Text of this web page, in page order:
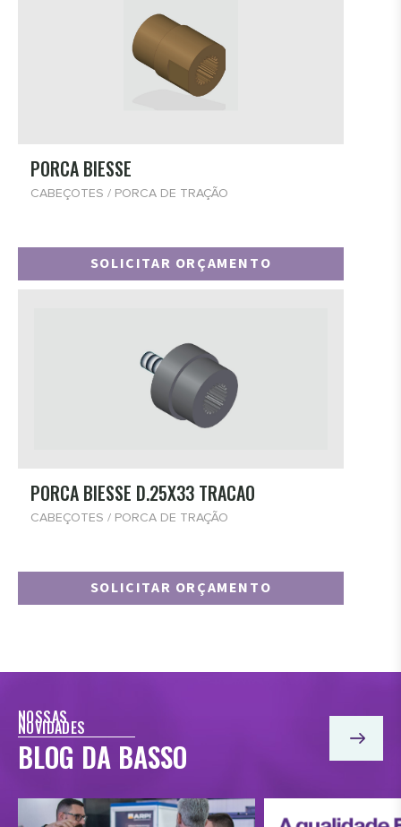
PORCA BIESSE
CABEÇOTES / PORCA DE TRAÇÃO
SOLICITAR ORÇAMENTO
PORCA BIESSE D.25X33 TRACAO
CABEÇOTES / PORCA DE TRAÇÃO
SOLICITAR ORÇAMENTO
NOSSAS
NOVIDADES
BLOG DA BASSO